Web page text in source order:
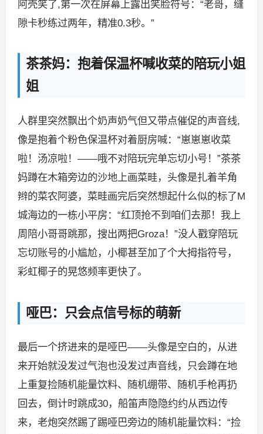
阿壳笑了,第一次在屏幕上露出笑脸符号：“老哥，缝
隙卡秒练过两年，精准0.3秒。”
茶茶妈：抱着保温杯喊收菜的陪玩小姐
姐
人群里突然飘出个奶声奶气但又带点催促的声音线,
像是抱着个粉色保温杯对着厨房喊：“崽崽崽收菜
啦！汤凉啦！——哦不对陪玩完单忘切小号！”茶茶
妈蹲在木箱旁边的沙地上画菜畦，头像是扎着羊角
辫的菜农阿婆，菜畦画完后突然想起什么似的标了M
城海边的一栋小平房：“红顶抢不到咱们去那！我上
周陪小哥哥跳那，搜出两把Groza！”没人戳穿陪玩
忘切账号的小尴尬，小椰甚至加了个大拇指符号，
彩虹椰子的晃悠频率更快了。
哑巴：只会点信号标的萌新
最后一个挤进来的是哑巴——头像是空白的，从进
来开始就没发过气泡也没发过声音线，只会蹲在地
上重复捡随机能量饮料、随机绷带、随机手枪再扔
回去，倒计时跳成30，船笛声隐隐约约从西边传
来，老炮突然踢了踢哑巴旁边的随机能量饮料：“捡